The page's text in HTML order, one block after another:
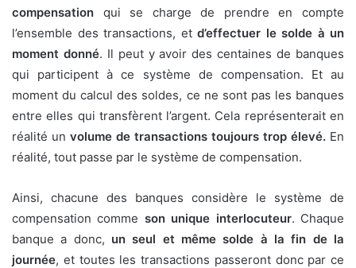
compensation qui se charge de prendre en compte
l’ensemble des transactions, et d’effectuer le solde à un
moment donné. Il peut y avoir des centaines de banques
qui participent à ce système de compensation. Et au
moment du calcul des soldes, ce ne sont pas les banques
entre elles qui transfèrent l’argent. Cela représenterait en
réalité un volume de transactions toujours trop élevé. En
réalité, tout passe par le système de compensation.
Ainsi, chacune des banques considère le système de
compensation comme son unique interlocuteur. Chaque
banque a donc, un seul et même solde à la fin de la
journée, et toutes les transactions passeront donc par ce